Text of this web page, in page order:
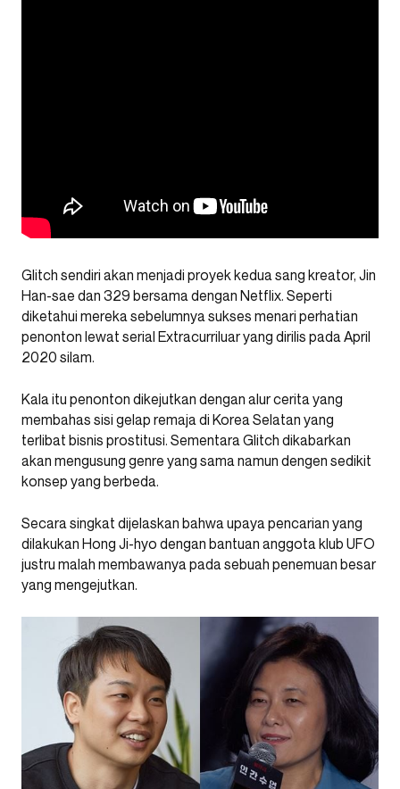
Glitch sendiri akan menjadi proyek kedua sang kreator, Jin
Han-sae dan 329 bersama dengan Netflix. Seperti
diketahui mereka sebelumnya sukses menari perhatian
penonton lewat serial Extracurriluar yang dirilis pada April
2020 silam.
Kala itu penonton dikejutkan dengan alur cerita yang
membahas sisi gelap remaja di Korea Selatan yang
terlibat bisnis prostitusi. Sementara Glitch dikabarkan
akan mengusung genre yang sama namun dengen sedikit
konsep yang berbeda.
Secara singkat dijelaskan bahwa upaya pencarian yang
dilakukan Hong Ji-hyo dengan bantuan anggota klub UFO
justru malah membawanya pada sebuah penemuan besar
yang mengejutkan.